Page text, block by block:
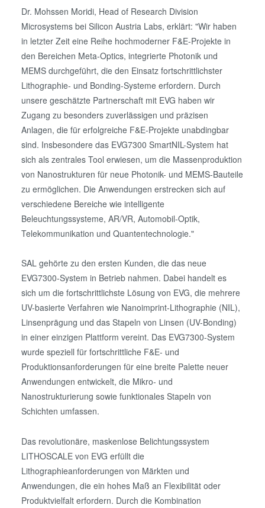
Dr. Mohssen Moridi, Head of Research Division
Microsystems bei Silicon Austria Labs, erklärt: "Wir haben
in letzter Zeit eine Reihe hochmoderner F&E-Projekte in
den Bereichen Meta-Optics, integrierte Photonik und
MEMS durchgeführt, die den Einsatz fortschrittlichster
Lithographie- und Bonding-Systeme erfordern. Durch
unsere geschätzte Partnerschaft mit EVG haben wir
Zugang zu besonders zuverlässigen und präzisen
Anlagen, die für erfolgreiche F&E-Projekte unabdingbar
sind. Insbesondere das EVG7300 SmartNIL-System hat
sich als zentrales Tool erwiesen, um die Massenproduktion
von Nanostrukturen für neue Photonik- und MEMS-Bauteile
zu ermöglichen. Die Anwendungen erstrecken sich auf
verschiedene Bereiche wie intelligente
Beleuchtungssysteme, AR/VR, Automobil-Optik,
Telekommunikation und Quantentechnologie."
SAL gehörte zu den ersten Kunden, die das neue
EVG7300-System in Betrieb nahmen. Dabei handelt es
sich um die fortschrittlichste Lösung von EVG, die mehrere
UV-basierte Verfahren wie Nanoimprint-Lithographie (NIL),
Linsenprägung und das Stapeln von Linsen (UV-Bonding)
in einer einzigen Plattform vereint. Das EVG7300-System
wurde speziell für fortschrittliche F&E- und
Produktionsanforderungen für eine breite Palette neuer
Anwendungen entwickelt, die Mikro- und
Nanostrukturierung sowie funktionales Stapeln von
Schichten umfassen.
Das revolutionäre, maskenlose Belichtungssystem
LITHOSCALE von EVG erfüllt die
Lithographieanforderungen von Märkten und
Anwendungen, die ein hohes Maß an Flexibilität oder
Produktvielfalt erfordern. Durch die Kombination